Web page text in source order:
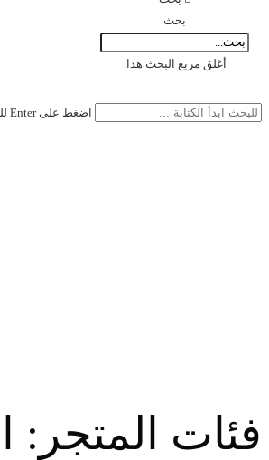
بحث
أغلق مربع البحث هذا.
اضغط على Enter للبحث أو Esc للإغلاق
فئات المتجر: